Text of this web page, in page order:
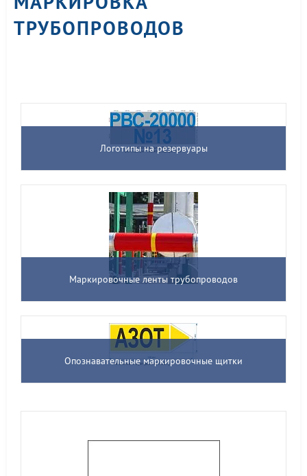
ТРУБОПРОВОДОВ
Логотипы на резервуары
Маркировочные ленты трубопроводов
Опознавательные маркировочные щитки